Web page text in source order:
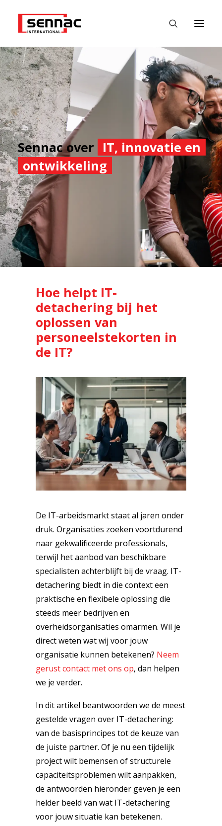
HOME
WERKGEVERS
WERKZOEKENDE
FASTEST
DATALABS
NIEUWS
CONTACT
NEDERLANDS
Sennac over IT, innovatie en
ontwikkeling
Hoe helpt IT-
detachering bij het
oplossen van
personeelstekorten in
de IT?
De IT-arbeidsmarkt staat al jaren onder
druk. Organisaties zoeken voortdurend
naar gekwalificeerde professionals,
terwijl het aanbod van beschikbare
specialisten achterblijft bij de vraag. IT-
detachering biedt in die context een
praktische en flexibele oplossing die
steeds meer bedrijven en
overheidsorganisaties omarmen. Wil je
direct weten wat wij voor jouw
organisatie kunnen betekenen? Neem
gerust contact met ons op, dan helpen
we je verder.
In dit artikel beantwoorden we de meest
gestelde vragen over IT-detachering:
van de basisprincipes tot de keuze van
de juiste partner. Of je nu een tijdelijk
project wilt bemensen of structurele
capaciteitsproblemen wilt aanpakken,
de antwoorden hieronder geven je een
helder beeld van wat IT-detachering
voor jouw situatie kan betekenen.